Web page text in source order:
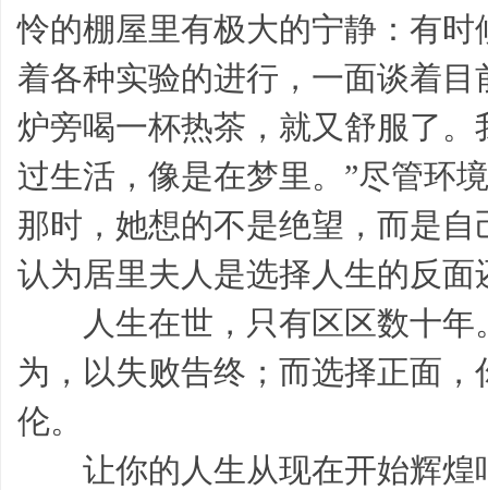
怜的棚屋里有极大的宁静：有
着各种实验的进行，一面谈着
炉旁喝一杯热茶，就又舒服了
过生活，像是在梦里。”尽管环
那时，她想的不是绝望，而是
认为居里夫人是选择人生的反面
人生在世，只有区区数十年
为，以失败告终；而选择正面
伦。
让你的人生从现在开始辉煌